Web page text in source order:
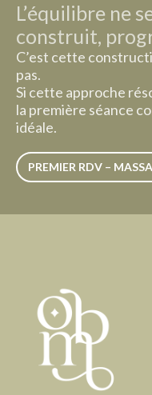
L’équilibre ne
construit,
C’est cette
pas.
Si cette approche
la première séance
idéale.
PREMIER RDV –